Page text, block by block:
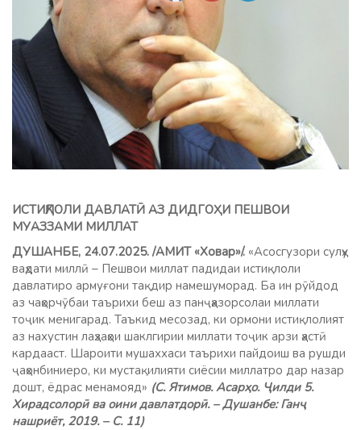
ИСТИҚЛОЛИ ДАВЛАТӢ АЗ ДИДГОҲИ ПЕШВОИ
МУАЗЗАМИ МИЛЛАТ
ДУШАНБЕ, 24.07.2025. /АМИТ «Ховар»/. «Асосгузори сулҳу
ваҳдати миллӣ – Пешвои миллат падидаи истиқлоли
давлатиро армуғони тақдир намешуморад. Ба ин рӯйдод
аз чаҳорчӯбаи таърихи беш аз панҷҳазорсолаи миллати
тоҷик менигарад. Таъкид месозад, ки ормони истиқлолият
аз нахустин лаҳзаҳои шаклгирии миллати тоҷик арзи ҳастӣ
кардааст. Шароити мушаххаси таърихи пайдоиш ва рушди
ҷаҳонбиниеро, ки мустақилияти сиёсии миллатро дар назар
дошт, ёдрас менамояд» (С. Ятимов. Асарҳо. Ҷилди 5.
Хирадсолорӣ ва оини давлатдорӣ. – Душанбе: Ганҷ
нашриёт, 2019. – С. 11)